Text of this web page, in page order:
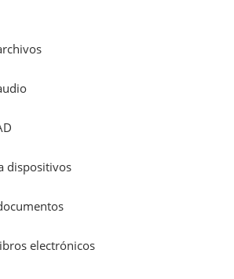
dispositivos
electrónicos